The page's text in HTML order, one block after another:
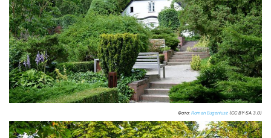
Фото: Roman Eugeniusz (CC BY-SA 3.0)